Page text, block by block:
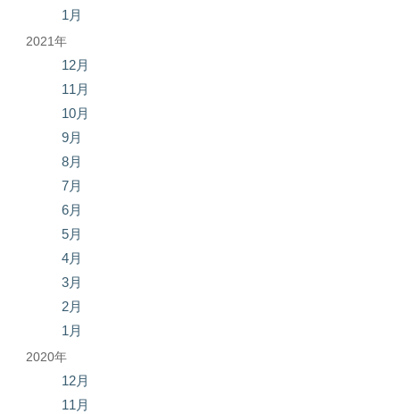
1月
2021年
12月
11月
10月
9月
8月
7月
6月
5月
4月
3月
2月
1月
2020年
12月
11月